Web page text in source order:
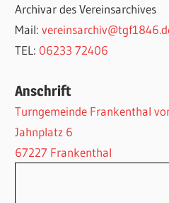
Archivar des Vereinsarchives
Mail:
TEL: 06233 72406
Anschrift
Turngemeinde Frankenthal
Jahnplatz 6
67227 Frankenthal